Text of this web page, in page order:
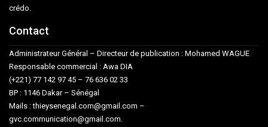
crédo.
Contact
Administrateur Général – Directeur de publication : Mohamed WAGUE
Responsable commercial : Awa DIA
(+221) 77 142 97 45 – 76 636 02 33
BP : 1146 Dakar – Sénégal
Mails : thieysenegal.com@gmail.com –
gvc.communication@gmail.com.